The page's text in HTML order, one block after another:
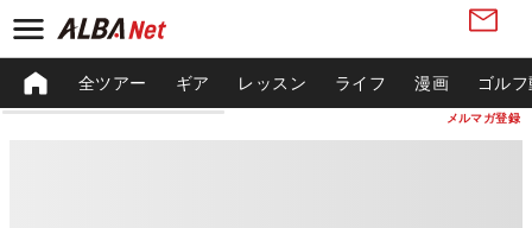
メルマガ登録
全ツアー ギア レッスン ライフ 漫画 ゴル